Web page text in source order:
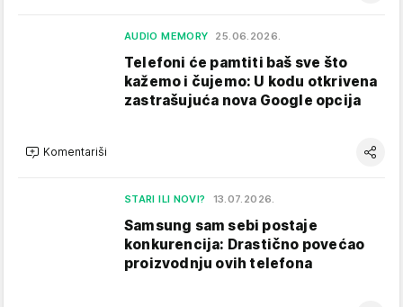
AUDIO MEMORY 25.06.2026.
Telefoni će pamtiti baš sve što
kažemo i čujemo: U kodu otkrivena
zastrašujuća nova Google opcija
Komentariši
STARI ILI NOVI? 13.07.2026.
Samsung sam sebi postaje
konkurencija: Drastično povećao
proizvodnju ovih telefona